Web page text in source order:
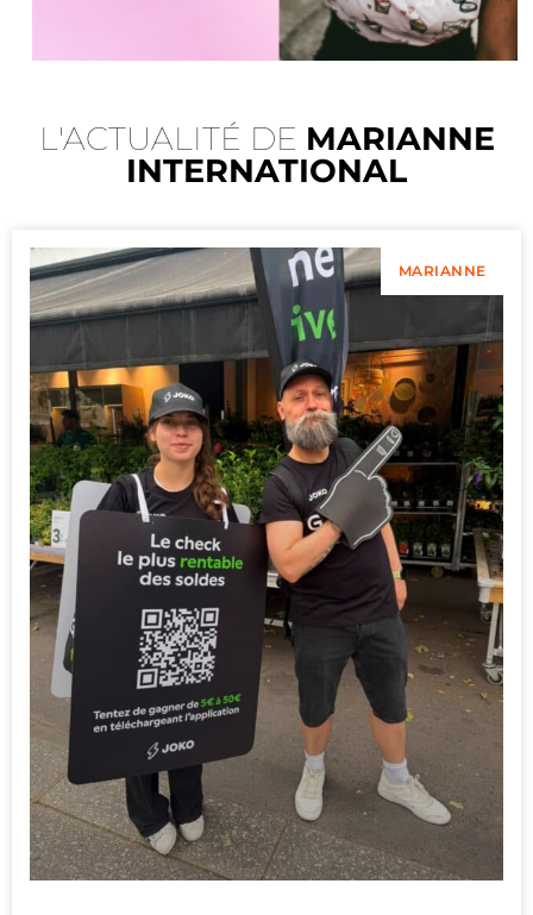
L'ACTUALITÉ DE MARIANNE
INTERNATIONAL
MARIANNE